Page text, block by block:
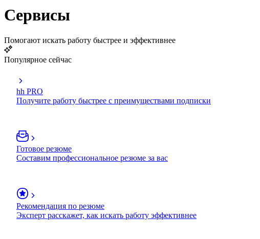
Сервисы
Помогают искать работу быстрее и эффективнее
Популярное сейчас
hh PRO
Получите работу быстрее с преимуществами подписки
Готовое резюме
Составим профессиональное резюме за вас
Рекомендация по резюме
Эксперт расскажет, как искать работу эффективнее